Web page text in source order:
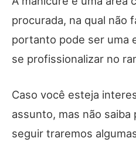
procurada, na qual não
portanto pode ser uma
se profissionalizar no
Caso você esteja
assunto, mas não saiba
seguir traremos